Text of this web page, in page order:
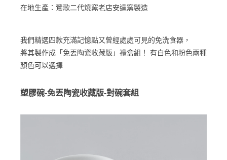
在地生產：鶯歌二代燒窯老店安達窯製造
我們精選四款充滿記憶點又曾經處處可見的免洗食器，
將其製作成「免丟陶瓷收藏版」禮盒組！ 有白色和粉色兩種
顏色可以選擇
塑膠碗-免丟陶瓷收藏版-對碗套組